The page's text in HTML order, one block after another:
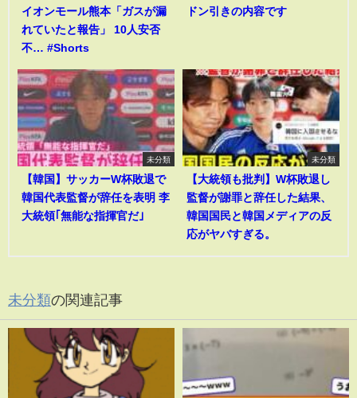
イオンモール熊本「ガスが漏
れていたと報告」 10人安否
不… #Shorts
ドン引きの内容です
未分類
【韓国】サッカーW杯敗退で
韓国代表監督が辞任を表明 李
大統領｢無能な指揮官だ｣
未分類
【大統領も批判】W杯敗退し
監督が謝罪と辞任した結果、
韓国国民と韓国メディアの反
応がヤバすぎる。
未分類の関連記事